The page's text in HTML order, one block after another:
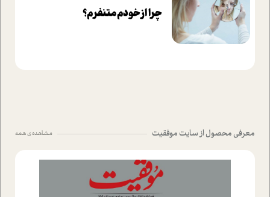
چرا از خودم متنفرم؟
معرفی محصول از سایت موفقیت مشاهده ی همه